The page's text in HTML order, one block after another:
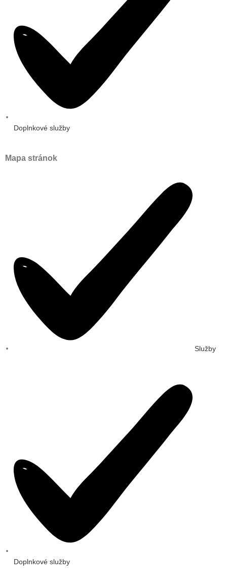
Doplnkové služby
Mapa stránok
Služby
Doplnkové služby